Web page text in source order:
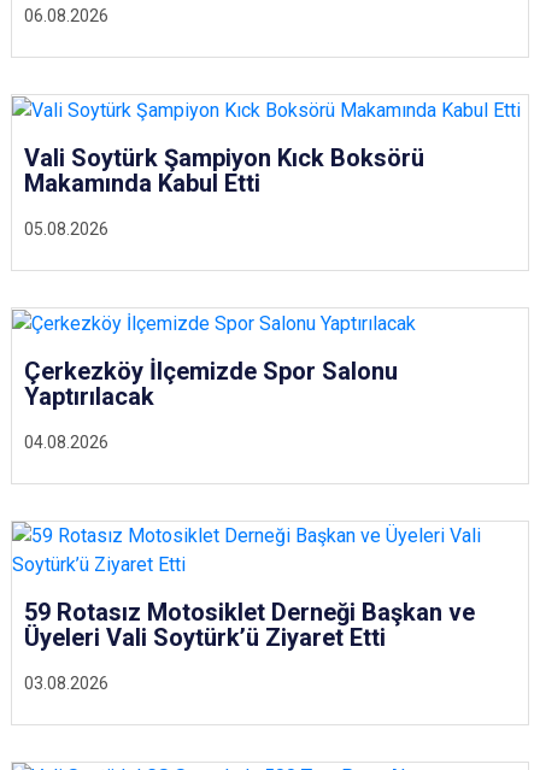
06.08.2026
05.08.2026
Vali Soytürk Şampiyon Kıck Boksörü
Makamında Kabul Etti
04.08.2026
Çerkezköy İlçemizde Spor Salonu
Yaptırılacak
03.08.2026
59 Rotasız Motosiklet Derneği Başkan ve
Üyeleri Vali Soytürk’ü Ziyaret Etti